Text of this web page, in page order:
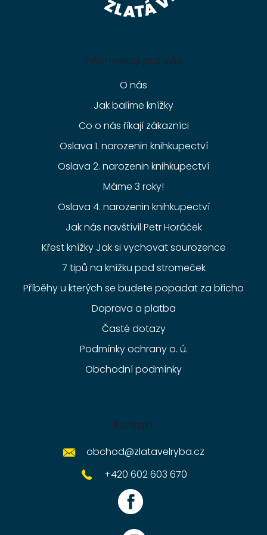
Informace pro vás
O nás
Jak balíme knížky
Co o nás říkají zákazníci
Oslava 1. narozenin knihkupectví
Oslava 2. narozenin knihkupectví
Máme 3 roky!
Oslava 4. narozenin knihkupectví
Jak nás navštívil Petr Horáček
Křest knížky Jak si vychovat sourozence
7 tipů na knížku pod stromeček
Příběhy u kterých se budete popadat za břicho
Doprava a platba
Časté dotazy
Podmínky ochrany o. ú.
Obchodní podmínky
Kontakt
obchod@zlatavelryba.cz
+420 602 603 670